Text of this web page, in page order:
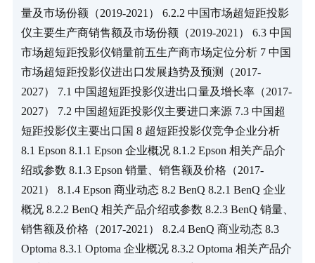
量及市场份额（2019-2021） 6.2.2 中国市场超短距投影
仪主要生产商销售额及市场份额（2019-2021） 6.3 中国
市场超短距投影仪销量前五生产商市场定位分析 7 中国
市场超短距投影仪进出口发展趋势及预测（2017-
2027） 7.1 中国超短距投影仪进出口量及增长率（2017-
2027） 7.2 中国超短距投影仪主要进口来源 7.3 中国超
短距投影仪主要出口国 8 超短距投影仪竞争企业分析
8.1 Epson 8.1.1 Epson 企业概况 8.1.2 Epson 相关产品介
绍或参数 8.1.3 Epson 销量、销售额及价格（2017-
2021） 8.1.4 Epson 商业动态 8.2 BenQ 8.2.1 BenQ 企业
概况 8.2.2 BenQ 相关产品介绍或参数 8.2.3 BenQ 销量、
销售额及价格（2017-2021） 8.2.4 BenQ 商业动态 8.3
Optoma 8.3.1 Optoma 企业概况 8.3.2 Optoma 相关产品介